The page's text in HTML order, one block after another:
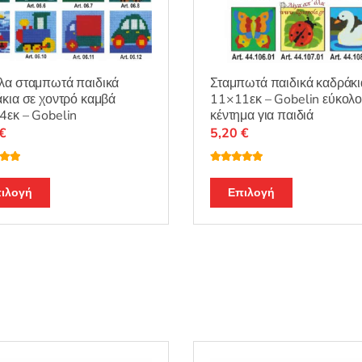
σταμπωτά παιδικά
σε χοντρό καμβά
– Gobelin
5.00
το
προϊόν
μπορούν
Σταμπωτά παιδικά
11×11εκ – Gobelin εύκολο
κέντημα για παιδιά
θηκε με5.00
από 5
5,20 €
Επιλογή
το
προϊόν
μπορούν